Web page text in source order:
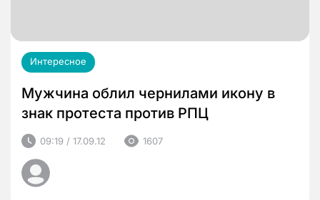
Интересное
Мужчина облил чернилами икону в
знак протеста против РПЦ
09:19 / 17.09.12 1607